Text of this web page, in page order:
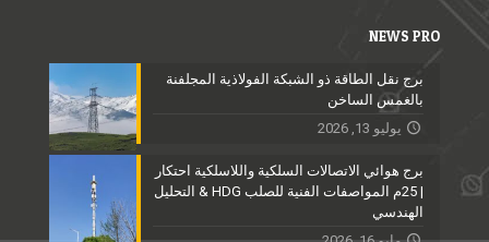
NEWS PRO
برج نقل الطاقة ذو الشبكة الفولاذية المجلفنة
بالغمس الساخن
يوليو 13, 2026
برج هوائي الاتصالات السلكية واللاسلكية احتكار
| 25م المواصفات الفنية للصلب HDG & التحليل
الهندسي